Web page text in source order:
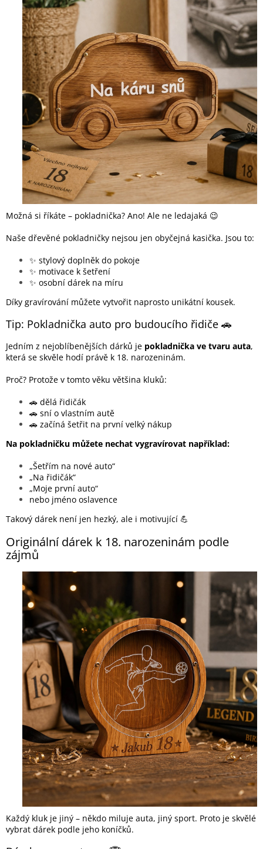
Možná si říkáte – pokladnička? Ano! Ale ne ledajaká 😉
Naše dřevěné pokladničky nejsou jen obyčejná kasička. Jsou to:
✨ stylový doplněk do pokoje
✨ motivace k šetření
✨ osobní dárek na míru
Díky gravírování můžete vytvořit naprosto unikátní kousek.
Tip: Pokladnička auto pro budoucího řidiče 🚗
Jedním z nejoblíbenějších dárků je pokladnička ve tvaru auta,
která se skvěle hodí právě k 18. narozeninám.
Proč? Protože v tomto věku většina kluků:
🚗 dělá řidičák
🚗 sní o vlastním autě
🚗 začíná šetřit na první velký nákup
Na pokladničku můžete nechat vygravírovat například:
„Šetřím na nové auto“
„Na řidičák“
„Moje první auto“
nebo jméno oslavence
Takový dárek není jen hezký, ale i motivující 💪
Originální dárek k 18. narozeninám podle
zájmů
Každý kluk je jiný – někdo miluje auta, jiný sport. Proto je skvělé
vybrat dárek podle jeho koníčků.